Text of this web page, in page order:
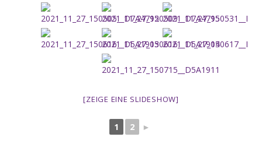
[ZEIGE EINE SLIDESHOW]
1 2 ►